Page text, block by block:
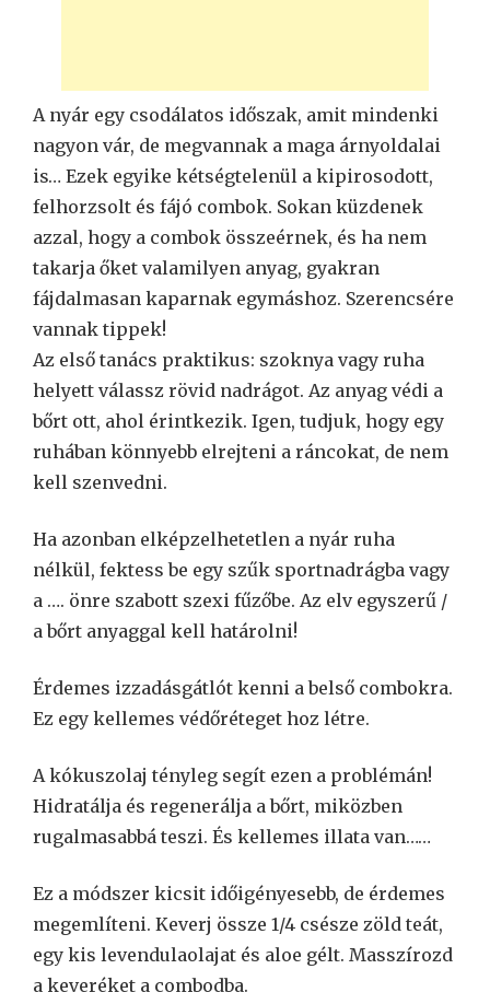
A nyár egy csodálatos időszak, amit mindenki
nagyon vár, de megvannak a maga árnyoldalai
is… Ezek egyike kétségtelenül a kipirosodott,
felhorzsolt és fájó combok. Sokan küzdenek
azzal, hogy a combok összeérnek, és ha nem
takarja őket valamilyen anyag, gyakran
fájdalmasan kaparnak egymáshoz. Szerencsére
vannak tippek!
Az első tanács praktikus: szoknya vagy ruha
helyett válassz rövid nadrágot. Az anyag védi a
bőrt ott, ahol érintkezik. Igen, tudjuk, hogy egy
ruhában könnyebb elrejteni a ráncokat, de nem
kell szenvedni.
Ha azonban elképzelhetetlen a nyár ruha
nélkül, fektess be egy szűk sportnadrágba vagy
a …. önre szabott szexi fűzőbe. Az elv egyszerű /
a bőrt anyaggal kell határolni!
Érdemes izzadásgátlót kenni a belső combokra.
Ez egy kellemes védőréteget hoz létre.
A kókuszolaj tényleg segít ezen a problémán!
Hidratálja és regenerálja a bőrt, miközben
rugalmasabbá teszi. És kellemes illata van……
Ez a módszer kicsit időigényesebb, de érdemes
megemlíteni. Keverj össze 1/4 csésze zöld teát,
egy kis levendulaolajat és aloe gélt. Masszírozd
a keveréket a combodba.